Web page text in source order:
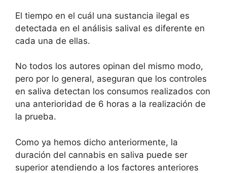
El tiempo en el cuál una sustancia ilegal es
detectada en el análisis salival es diferente en
cada una de ellas.
No todos los autores opinan del mismo modo,
pero por lo general, aseguran que los controles
en saliva detectan los consumos realizados con
una anterioridad de 6 horas a la realización de
la prueba.
Como ya hemos dicho anteriormente, la
duración del cannabis en saliva puede ser
superior atendiendo a los factores anteriores